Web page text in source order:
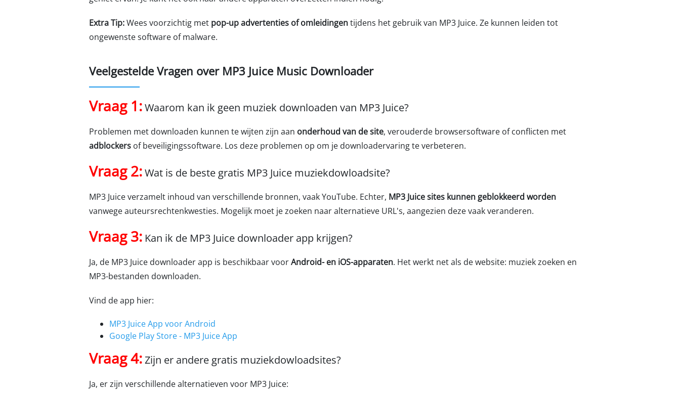
Extra Tip:Wees voorzichtig met pop-up advertenties of omleidingentijdens het gebruik van MP3 Juice. Ze kunnen leiden tot
ongewenste software of malware.
Veelgestelde Vragen over MP3 Juice Music Downloader
Vraag 1:Waarom kan ik geen muziek downloaden van MP3 Juice?
Problemen met downloaden kunnen te wijten zijn aan onderhoud van de site, verouderde browsersoftware of conflicten met
adblockers of beveiligingssoftware. Los deze problemen op om je downloadervaring te verbeteren.
Vraag 2:Wat is de beste gratis MP3 Juice muziekdowloadsite?
MP3 Juice verzamelt inhoud van verschillende bronnen, vaak YouTube. Echter, MP3 Juice sites kunnen geblokkeerd worden
vanwege auteursrechtenkwesties. Mogelijk moet je zoeken naar alternatieve URL's, aangezien deze vaak veranderen.
Vraag 3: Kan ik de MP3 Juice downloader app krijgen?
Ja, de MP3 Juice downloader app is beschikbaar voorAndroid- en iOS-apparaten. Het werkt net als de website: muziek zoeken en
MP3-bestanden downloaden.
Vind de app hier:
MP3 Juice App voor Android
Google Play Store - MP3 Juice App
Vraag 4:Zijn er andere gratis muziekdowloadsites?
Ja, er zijn verschillende alternatieven voor MP3 Juice: